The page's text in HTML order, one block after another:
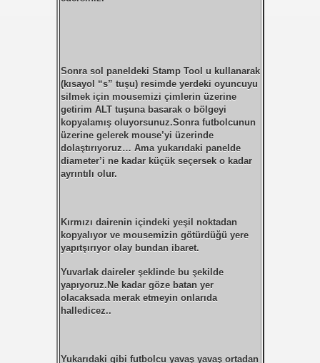
Sonra sol paneldeki Stamp Tool u kullanarak
(kısayol “s” tuşu) resimde yerdeki oyuncuyu
silmek için mousemizi çimlerin üzerine
getirim ALT tuşuna basarak o bölgeyi
kopyalamış oluyorsunuz.Sonra futbolcunun
üzerine gelerek mouse’yi üzerinde
dolaştırıyoruz… Ama yukarıdaki panelde
diameter’i ne kadar küçük seçersek o kadar
ayrıntılı olur.
Kırmızı dairenin içindeki yeşil noktadan
kopyalıyor ve mousemizin götürdüğü yere
yapıtşırıyor olay bundan ibaret.
Yuvarlak daireler şeklinde bu şekilde
yapıyoruz.Ne kadar göze batan yer
olacaksada merak etmeyin onlarıda
halledicez..
Yukarıdaki gibi futbolcu yavaş yavaş ortadan